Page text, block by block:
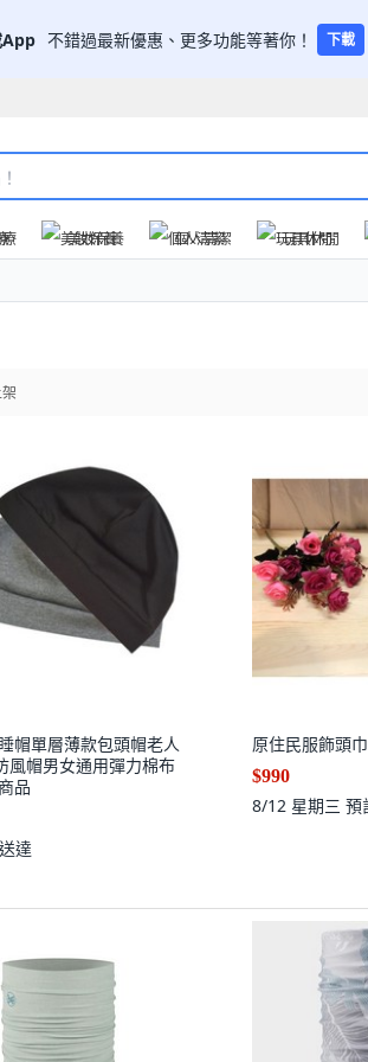
App 不錯過最新優惠、更多功能等著你！ 下載
美妝保養 個人清潔 玩具休閒
帽單層薄款包頭帽老人
風帽男女通用彈力棉布
品
達
原住民服飾頭巾
$990
8/12 星期三 預